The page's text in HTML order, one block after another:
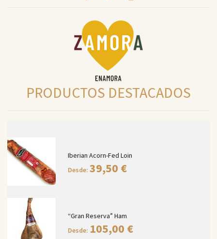
PRODUCTOS DESTACADOS
Iberian Acorn-Fed Loin
Desde: 39,50 €
“Gran Reserva” Ham
Desde: 105,00 €